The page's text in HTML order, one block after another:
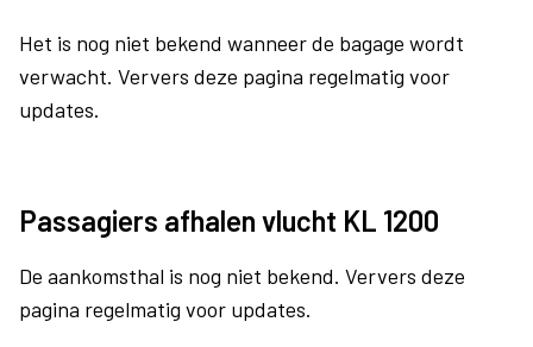
Het is nog niet bekend wanneer de bagage wordt
verwacht. Ververs deze pagina regelmatig voor
updates.
Passagiers afhalen vlucht KL 1200
De aankomsthal is nog niet bekend. Ververs deze
pagina regelmatig voor updates.